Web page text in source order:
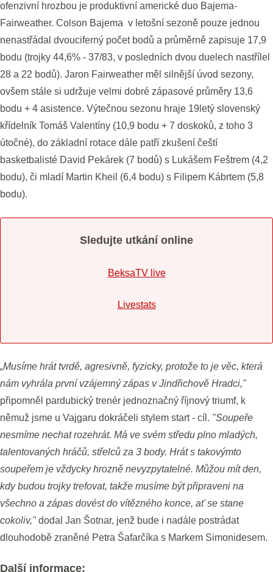
ofenzivní hrozbou je produktivní americké duo Bajema-
Fairweather. Colson Bajema v letošní sezoně pouze jednou
nenastřádal dvouciferný počet bodů a průměrně zapisuje 17,9
bodu (trojky 44,6% - 37/83, v posledních dvou duelech nastřílel
28 a 22 bodů). Jaron Fairweather měl silnější úvod sezony,
ovšem stále si udržuje velmi dobré zápasové průměry 13,6
bodu + 4 asistence. Výtečnou sezonu hraje 19letý slovenský
křídelník Tomáš Valentíny (10,9 bodu + 7 doskoků, z toho 3
útočné), do základní rotace dále patří zkušení čeští
basketbalisté David Pekárek (7 bodů) s Lukášem Feštrem (4,2
bodu), či mladí Martin Kheil (6,4 bodu) s Filipem Kábrtem (5,8
bodu).
Sledujte utkání online
BeksaTV live
Livestats
„Musíme hrát tvrdě, agresivně, fyzicky, protože to je věc, která
nám vyhrála první vzájemný zápas v Jindřichově Hradci,"
připomněl pardubický trenér jednoznačný říjnový triumf, k
němuž jsme u Vajgaru dokráčeli stylem start - cíl. "Soupeře
nesmíme nechat rozehrát. Má ve svém středu plno mladých,
talentovaných hráčů, střelců za 3 body. Hrát s takovýmto
soupeřem je vždycky hrozně nevyzpytatelné. Můžou mít den,
kdy budou trojky trefovat, takže musíme být připraveni na
všechno a zápas dovést do vítězného konce, ať se stane
cokoliv,"dodal Jan Šotnar, jenž bude i nadále postrádat
dlouhodobě zraněné Petra Šafarčíka s Markem Simonidesem.
Další informace: